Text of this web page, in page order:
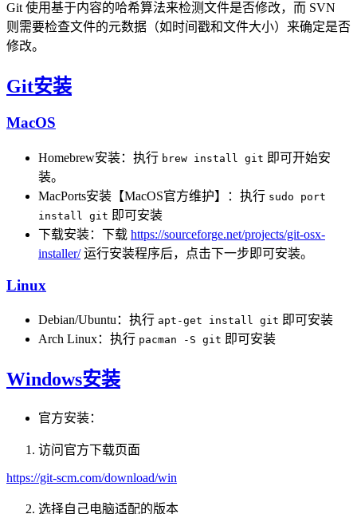
Git 使用基于内容的哈希算法来检测文件是否修改，而 SVN
则需要检查文件的元数据（如时间戳和文件大小）来确定是否
修改。
Git安装
MacOS
Homebrew安装：执行 brew install git 即可开始安
装。
MacPorts安装【MacOS官方维护】：执行 sudo port
install git 即可安装
下载安装：下载 https://sourceforge.net/projects/git-osx-
installer/运行安装程序后，点击下一步即可安装。
Linux
Debian/Ubuntu：执行 apt-get install git 即可安装
Arch Linux：执行 pacman -S git 即可安装
Windows安装
官方安装：
访问官方下载页面
https://git-scm.com/download/win
选择自己电脑适配的版本